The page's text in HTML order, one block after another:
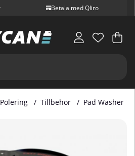
Betala med Qliro
.
Polering Tillbehör Pad Washer